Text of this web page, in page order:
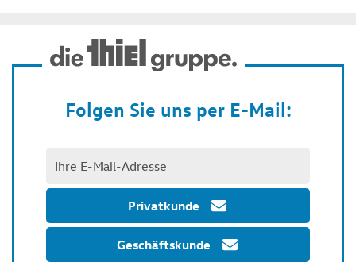
Folgen Sie uns per E-Mail:
Privatkunde
Geschäftskunde